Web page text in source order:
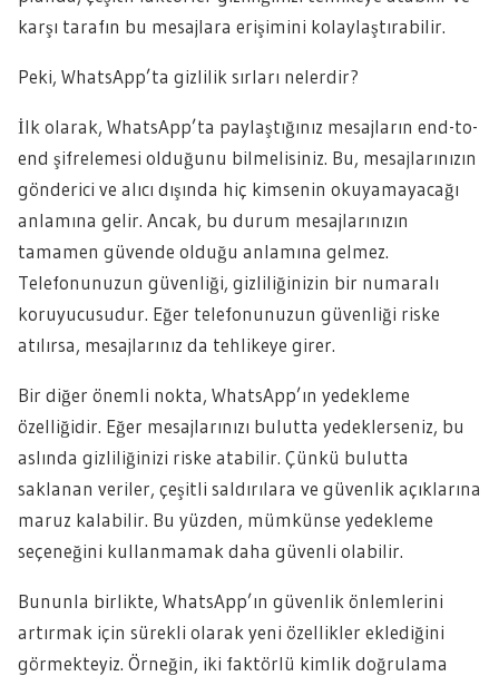
karşı tarafın bu mesajlara erişimini kolaylaştırabilir.
Peki, WhatsApp’ta gizlilik sırları nelerdir?
İlk olarak, WhatsApp’ta paylaştığınız mesajların end-to-
end şifrelemesi olduğunu bilmelisiniz. Bu, mesajlarınızın
gönderici ve alıcı dışında hiç kimsenin okuyamayacağı
anlamına gelir. Ancak, bu durum mesajlarınızın
tamamen güvende olduğu anlamına gelmez.
Telefonunuzun güvenliği, gizliliğinizin bir numaralı
koruyucusudur. Eğer telefonunuzun güvenliği riske
atılırsa, mesajlarınız da tehlikeye girer.
Bir diğer önemli nokta, WhatsApp’ın yedekleme
özelliğidir. Eğer mesajlarınızı bulutta yedeklerseniz, bu
aslında gizliliğinizi riske atabilir. Çünkü bulutta
saklanan veriler, çeşitli saldırılara ve güvenlik açıklarına
maruz kalabilir. Bu yüzden, mümkünse yedekleme
seçeneğini kullanmamak daha güvenli olabilir.
Bununla birlikte, WhatsApp’ın güvenlik önlemlerini
artırmak için sürekli olarak yeni özellikler eklediğini
görmekteyiz. Örneğin, iki faktörlü kimlik doğrulama